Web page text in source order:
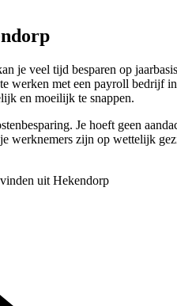
je veel tijd besparen op
werken met een payroll
en moeilijk te snappen.
Je hoeft geen
werknemers zijn op wettelijk
uit Hekendorp